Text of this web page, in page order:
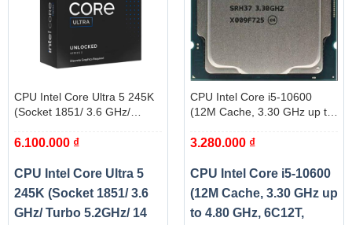
CPU Intel Core Ultra 5 245K
(Socket 1851/ 3.6 GHz/
Threads/ Cache 24MB) – Box
6.100.000 ₫
CPU Intel Core Ultra 5
245K (Socket 1851/ 3.6
GHz/ Turbo 5.2GHz/ 14
CPU Intel Core i5-10600
(12M Cache, 3.30 GHz up to
1200, Comet Lake-S) – Tray
3.280.000 ₫
CPU Intel Core i5-10600
(12M Cache, 3.30 GHz up
to 4.80 GHz, 6C12T,